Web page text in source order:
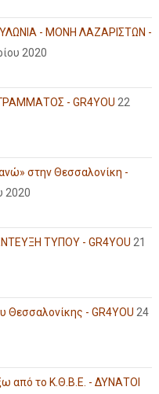
- ΜΟΝΗ ΛΑΖΑΡΙΣΤΩΝ -
2020
- GR4YOU 22
στην Θεσσαλονίκη -
2020
ΤΥΠΟΥ - GR4YOU 21
Θεσσαλονίκης - GR4YOU 24
από το Κ.Θ.Β.Ε. - ΔΥΝΑΤΟΙ